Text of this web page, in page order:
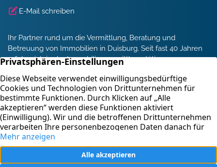
E-Mail schreiben
Ihr Partner rund um die Vermittlung, Beratung und
Betreuung von Immobilien in Duisburg. Seit fast 40 Jahren
erfolgreich in der Immobilienvermittlung tätig.
Energieberatung und Service
Immobilienbewertung
Kontakt